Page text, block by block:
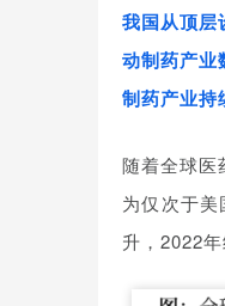
我国从顶层
动制药产业
制药产业持
随着全球医
为仅次于
升，2022